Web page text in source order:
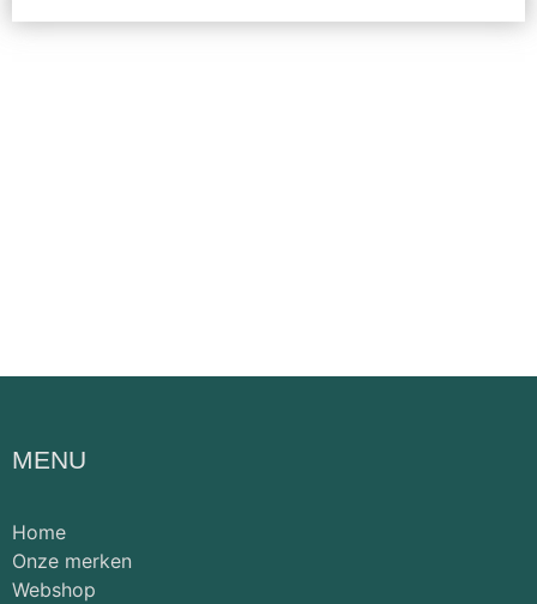
MENU
Home
Onze merken
Webshop